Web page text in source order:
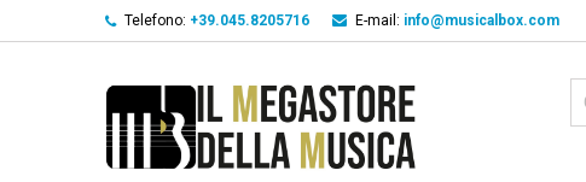
Telefono: +39.045.8205716 E-mail: info@musicalbox.com